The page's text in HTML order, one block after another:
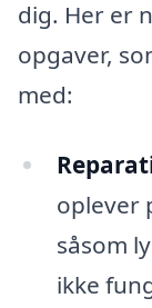
dig. Her er
opgaver,
med:
oplever
såsom
ikke